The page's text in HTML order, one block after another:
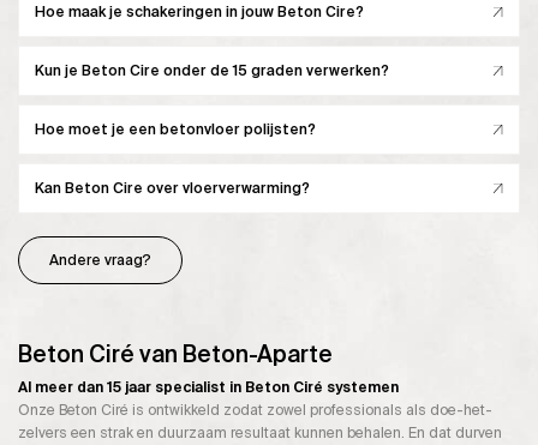
Hoe maak je schakeringen in jouw Beton Cire?
Kun je Beton Cire onder de 15 graden verwerken?
Hoe moet je een betonvloer polijsten?
Kan Beton Cire over vloerverwarming?
Andere vraag?
Beton Ciré van Beton-Aparte
Al meer dan 15 jaar specialist in Beton Ciré systemen
Onze Beton Ciré is ontwikkeld zodat zowel professionals als doe-het-
zelvers een strak en duurzaam resultaat kunnen behalen. En dat durven